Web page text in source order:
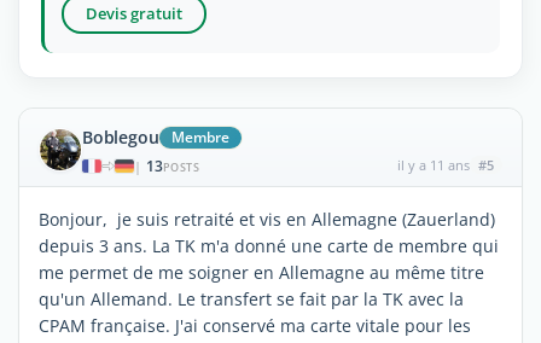
Devis gratuit
Boblegou Membre
| 13POSTS il y a 11 ans #5
Bonjour, je suis retraité et vis en Allemagne (Zauerland)
depuis 3 ans. La TK m'a donné une carte de membre qui
me permet de me soigner en Allemagne au même titre
qu'un Allemand. Le transfert se fait par la TK avec la
CPAM française. J'ai conservé ma carte vitale pour les